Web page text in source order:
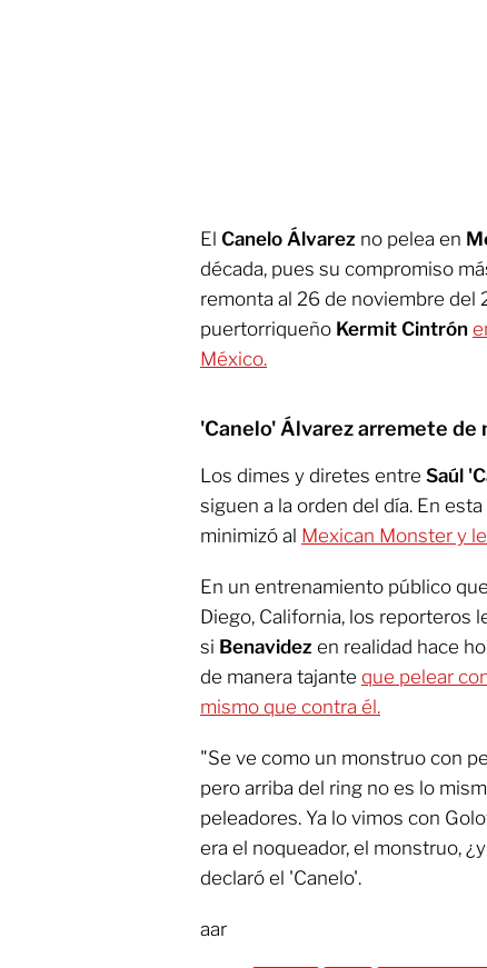
El Canelo Álvarez no pelea en
década, pues su compromiso
remonta al 26 de noviembre del
puertorriqueño Kermit Cintrón
México.
'Canelo' Álvarez arremete de
Los dimes y diretes entre Saúl
siguen a la orden del día. En
minimizó al Mexican Monster y
En un entrenamiento público
Diego, California, los reporteros
si Benavidez en realidad hace
de manera tajante que pelear
mismo que contra él.
"Se ve como un monstruo con
pero arriba del ring no es lo
peleadores. Ya lo vimos con
era el noqueador, el monstruo,
declaró el 'Canelo'.
aar